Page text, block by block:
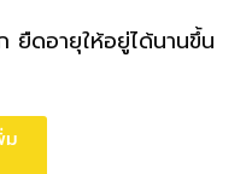
ยืดอายุให้อยู่ได้นานขึ้น
ม